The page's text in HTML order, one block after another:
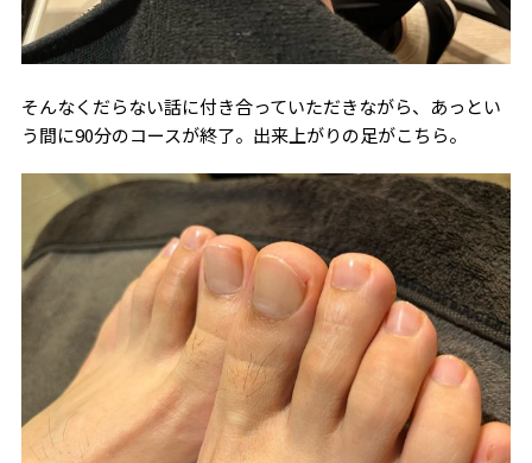
そんなくだらない話に付き合っていただきながら、あっとい
う間に90分のコースが終了。出来上がりの足がこちら。